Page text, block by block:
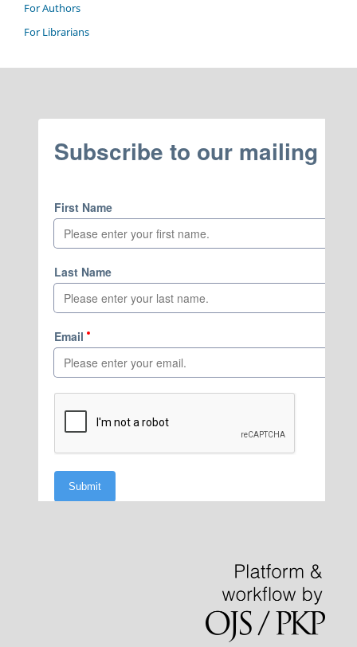
For Authors
For Librarians